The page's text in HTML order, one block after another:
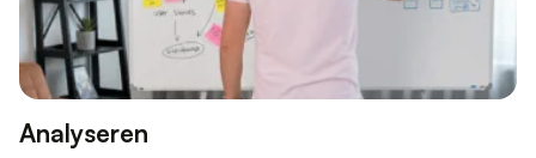
Analyseren